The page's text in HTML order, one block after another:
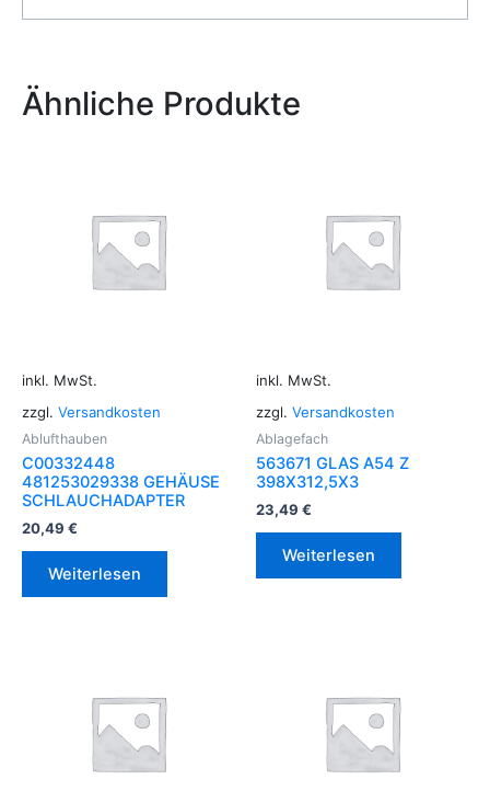
Ähnliche Produkte
inkl. MwSt.
zzgl. Versandkosten
Ablufthauben
C00332448
481253029338 GEHÄUSE
SCHLAUCHADAPTER
20,49 €
Weiterlesen
inkl. MwSt.
zzgl. Versandkosten
Ablagefach
563671 GLAS A54 Z
398X312,5X3
23,49 €
Weiterlesen